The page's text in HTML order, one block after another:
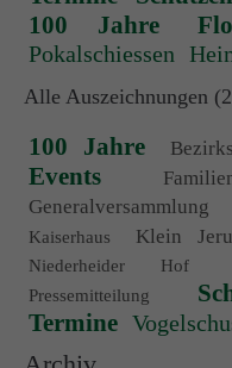
100 Jahre
Pokalschiessen
Alle Auszeichnungen
100 Jahre
Events
Generalversammlung
Kaiserhaus Klein
Niederheider Hof
Pressemitteilung
Termine